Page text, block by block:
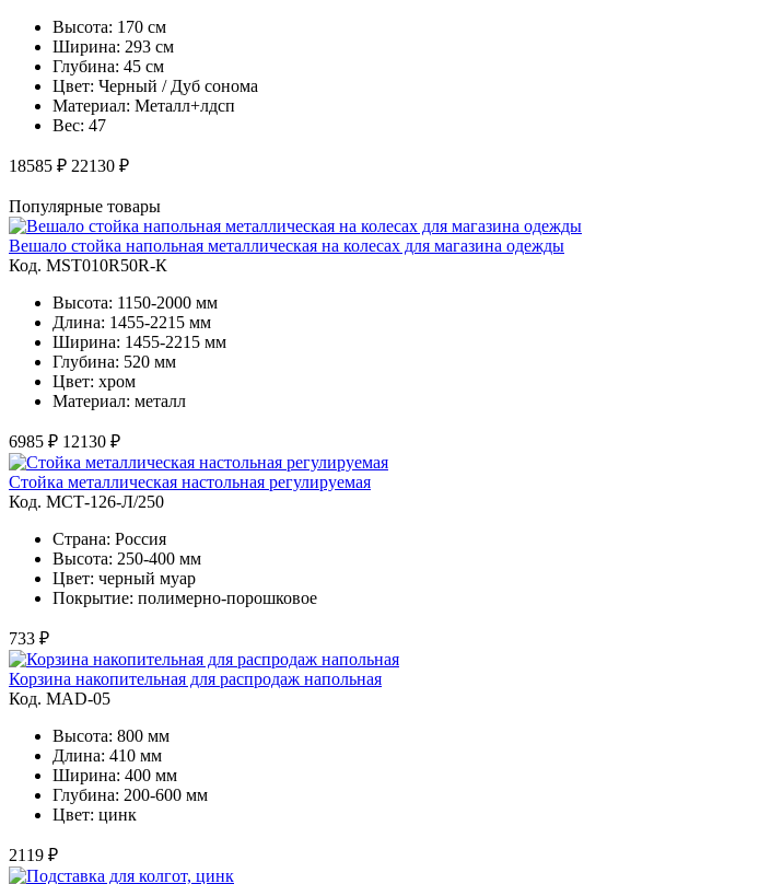
Высота: 170 см
Ширина: 293 см
Глубина: 45 см
Цвет: Черный / Дуб сонома
Материал: Металл+лдсп
Вес: 47
18585 ₽ 22130 ₽
Популярные товары
Вешало стойка напольная металлическая на колесах для магазина одежды
Код. MST010R50R-К
Высота: 1150-2000 мм
Длина: 1455-2215 мм
Ширина: 1455-2215 мм
Глубина: 520 мм
Цвет: хром
Материал: металл
6985 ₽ 12130 ₽
Стойка металлическая настольная регулируемая
Код. MСТ-126-Л/250
Страна: Россия
Высота: 250-400 мм
Цвет: черный муар
Покрытие: полимерно-порошковое
733 ₽
Корзина накопительная для распродаж напольная
Код. MAD-05
Высота: 800 мм
Длина: 410 мм
Ширина: 400 мм
Глубина: 200-600 мм
Цвет: цинк
2119 ₽